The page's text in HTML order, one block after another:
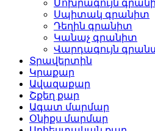
Մոխրագույն
Սպիտակ գրանիտ
Դեղին գրանիտ
Կանաչ գրանիտ
Վարդագույն
Տրավերտին
Կրաքար
Ավազաքար
Շքեղ քար
Ագատ մարմար
Օնիքս մարմար